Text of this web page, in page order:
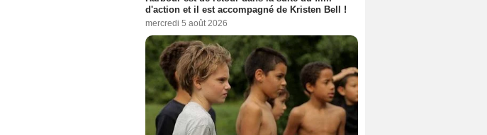
d'action et il est accompagné de Kristen Bell !
mercredi 5 août 2026